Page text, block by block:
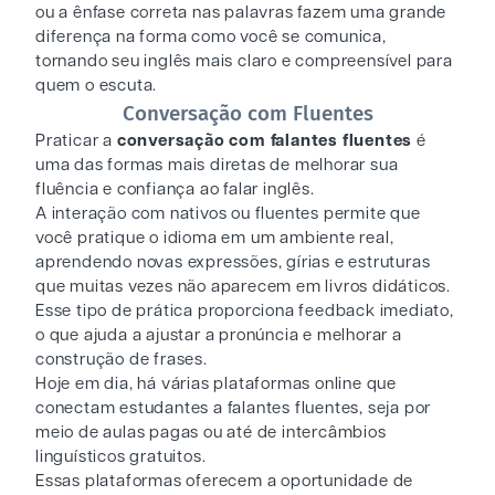
ou a ênfase correta nas palavras fazem uma grande
diferença na forma como você se comunica,
tornando seu inglês mais claro e compreensível para
quem o escuta.
Conversação com Fluentes
Praticar a conversação com falantes fluentes é
uma das formas mais diretas de melhorar sua
fluência e confiança ao falar inglês.
A interação com nativos ou fluentes permite que
você pratique o idioma em um ambiente real,
aprendendo novas expressões, gírias e estruturas
que muitas vezes não aparecem em livros didáticos.
Esse tipo de prática proporciona feedback imediato,
o que ajuda a ajustar a pronúncia e melhorar a
construção de frases.
Hoje em dia, há várias plataformas online que
conectam estudantes a falantes fluentes, seja por
meio de aulas pagas ou até de intercâmbios
linguísticos gratuitos.
Essas plataformas oferecem a oportunidade de